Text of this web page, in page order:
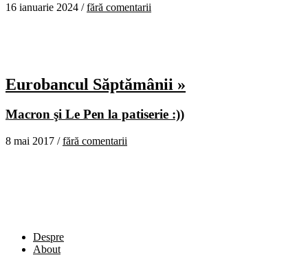
16 ianuarie 2024 /fără comentarii
Eurobancul Săptămânii »
Macron şi Le Pen la patiserie :))
8 mai 2017 /fără comentarii
Despre
About